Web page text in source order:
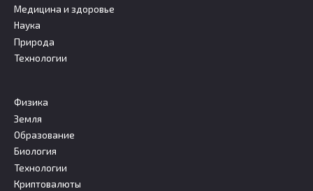
Медицина и здоровье
Наука
Природа
Технологии
Физика
Земля
Образование
Биология
Технологии
Криптовалюты